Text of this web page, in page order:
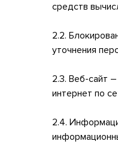
средств
2.2.
уточнения
2.3. Веб-сайт
интернет по
2.4.